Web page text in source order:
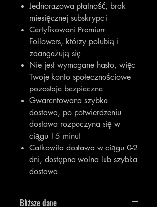
Jednorazowa płatność, brak
miesięcznej subskrypcji
Certyfikowani Premium
Followers, którzy polubią i
zaangażują się
Nie jest wymagane hasło, więc
Twoje konto społecznościowe
pozostaje bezpieczne
Gwarantowana szybka
dostawa, po potwierdzeniu
dostawa rozpoczyna się w
ciągu 15 minut
Całkowita dostawa w ciągu 0-2
dni, dostępna wolna lub szybka
dostawa
Bliższe dane